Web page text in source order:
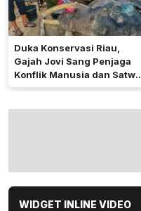
Duka Konservasi Riau,
Gajah Jovi Sang Penjaga
Konflik Manusia dan Satwa
Mati Usai Dirawat Intensif
WIDGET INLINE VIDEO